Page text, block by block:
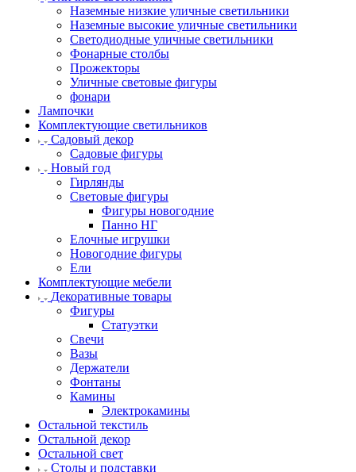
Наземные низкие уличные светильники
Наземные высокие уличные светильники
Светодиодные уличные светильники
Фонарные столбы
Прожекторы
Уличные световые фигуры
фонари
Лампочки
Комплектующие светильников
Садовый декор
Садовые фигуры
Новый год
Гирлянды
Световые фигуры
Фигуры новогодние
Панно НГ
Елочные игрушки
Новогодние фигуры
Ели
Комплектующие мебели
Декоративные товары
Фигуры
Статуэтки
Свечи
Вазы
Держатели
Фонтаны
Камины
Электрокамины
Остальной текстиль
Остальной декор
Остальной свет
Столы и подставки